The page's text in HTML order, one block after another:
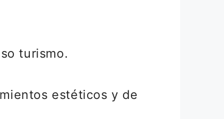
turismo.
estéticos y de